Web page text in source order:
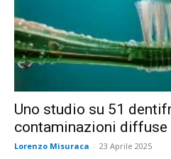
Uno studio su 51
contaminazioni diffuse
Lorenzo Misuraca - 23 Aprile 2025